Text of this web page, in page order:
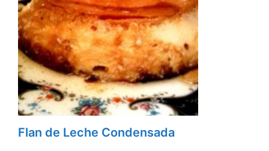
Flan de Leche Condensada